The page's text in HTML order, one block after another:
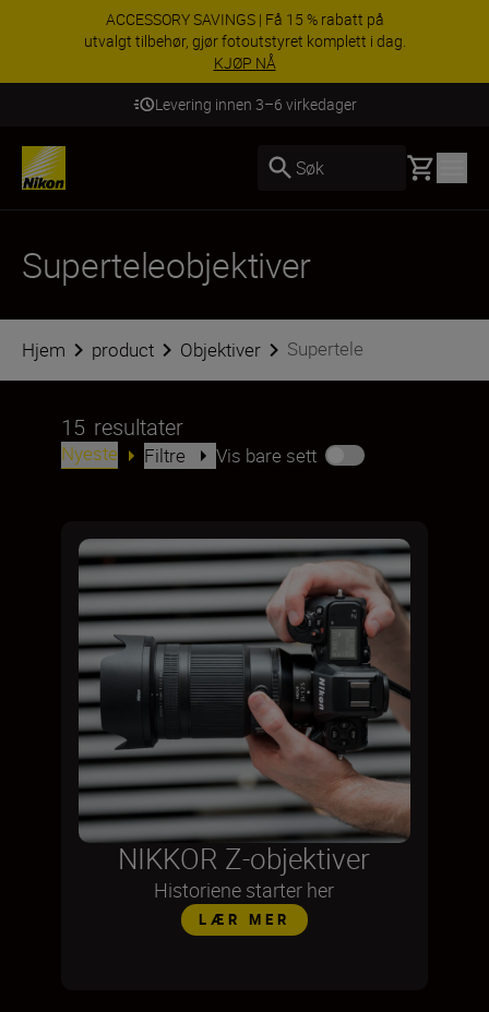
ACCESSORY SAVINGS | Få 15 % rabatt på
utvalgt tilbehør, gjør fotoutstyret komplett i dag.
KJØP NÅ
Levering innen 3–6 virkedager
Søk Basket
Superteleobjektiver
Hjem product Objektiver Supertele
15 resultater
Nyeste Filtre Vis bare sett
NIKKOR Z-objektiver
Historiene starter her
LÆR MER